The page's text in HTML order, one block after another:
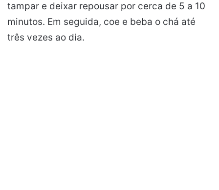
tampar e deixar repousar por cerca de 5 a 10
minutos. Em seguida, coe e beba o chá até
três vezes ao dia.